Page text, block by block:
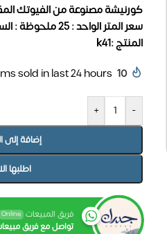
كورنيشة مصنوعة من الفيوتك
سعر المتر الواحد : 25
ملحوظة :
المنتج :k41
10
sold in last 24 hours
-
+
إضافة إلى
اطلبها
فريق المبيعات Online
تواصل مع فريق